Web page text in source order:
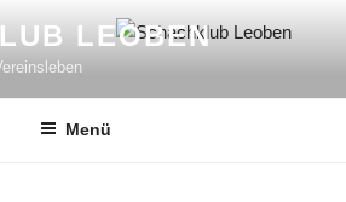
LEOBEN
Menü